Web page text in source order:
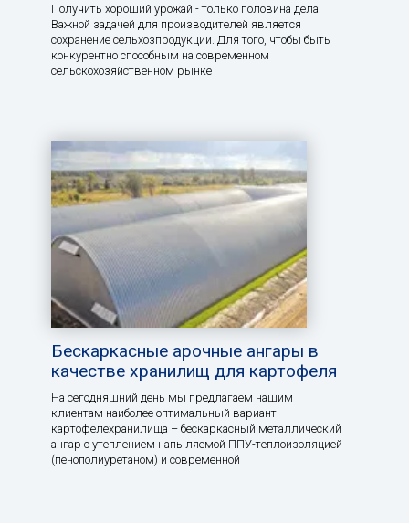
Получить хороший урожай - только половина дела.
Важной задачей для производителей является
сохранение сельхозпродукции. Для того, чтобы быть
конкурентно способным на современном
сельскохозяйственном рынке
Бескаркасные арочные ангары в
качестве хранилищ для картофеля
На сегодняшний день мы предлагаем нашим
клиентам наиболее оптимальный вариант
картофелехранилища – бескаркасный металлический
ангар с утеплением напыляемой ППУ-теплоизоляцией
(пенополиуретаном) и современной